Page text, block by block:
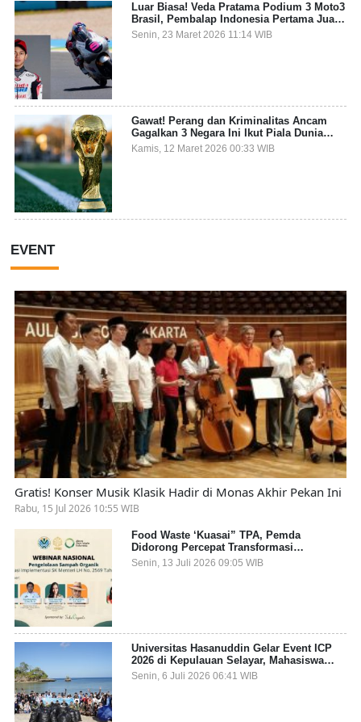
Luar Biasa! Veda Pratama Podium 3 Moto3
Brasil, Pembalap Indonesia Pertama Juara
Grand Prix
Senin, 23 Maret 2026 11:14 WIB
Gawat! Perang dan Kriminalitas Ancam
Gagalkan 3 Negara Ini Ikut Piala Dunia
2026
Kamis, 12 Maret 2026 00:33 WIB
EVENT
Gratis! Konser Musik Klasik Hadir di Monas Akhir Pekan Ini
Rabu, 15 Jul 2026 10:55 WIB
Food Waste ‘Kuasai” TPA, Pemda
Didorong Percepat Transformasi
Pengelolaan Sampah Organik dari Sumber
Senin, 13 Juli 2026 09:05 WIB
Universitas Hasanuddin Gelar Event ICP
2026 di Kepulauan Selayar, Mahasiswa
dari 27 Negara Jadi Partisipan
Senin, 6 Juli 2026 06:41 WIB